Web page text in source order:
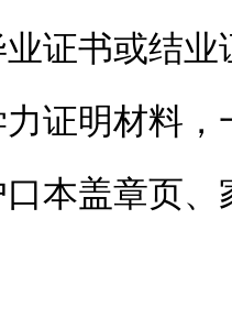
证书或结
证明材料
本盖章页